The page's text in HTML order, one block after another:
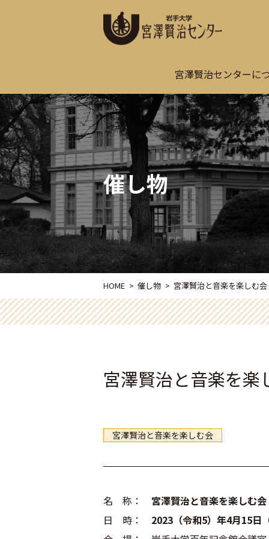
宮澤賢治センターに
催し物
HOME 催し物 宮澤賢治と音楽を楽しむ会
宮澤賢治と音楽を楽
宮澤賢治と音楽を楽しむ会
名 称： 宮澤賢治と音楽を楽しむ会
日 時： 2023（令和5）年4月15日